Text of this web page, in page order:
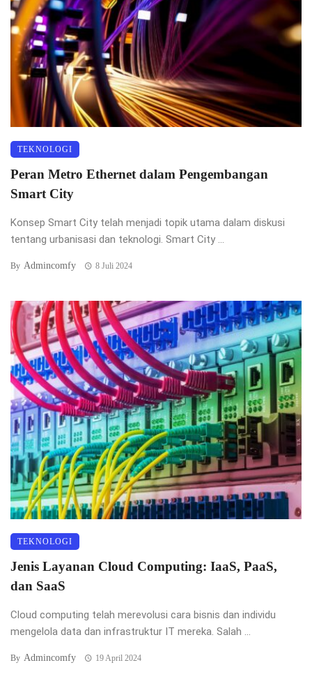
TEKNOLOGI
Peran Metro Ethernet dalam Pengembangan
Smart City
Konsep Smart City telah menjadi topik utama dalam diskusi
tentang urbanisasi dan teknologi. Smart City ...
By Admincomfy 8 Juli 2024
TEKNOLOGI
Jenis Layanan Cloud Computing: IaaS, PaaS,
dan SaaS
Cloud computing telah merevolusi cara bisnis dan individu
mengelola data dan infrastruktur IT mereka. Salah ...
By Admincomfy 19 April 2024